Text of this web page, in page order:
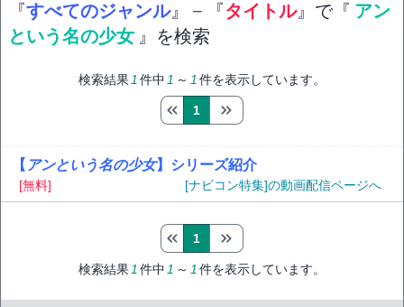
『すべてのジャンル』 − 『タイトル』で『 アン
という名の少女 』を検索
検索結果 1 件中 1 ～ 1 件を表示しています。
1
【 アンという名の少女】シリーズ紹介
[無料] [ナビコン特集]の動画配信ページへ
検索結果 1 件中 1 ～ 1 件を表示しています。
1